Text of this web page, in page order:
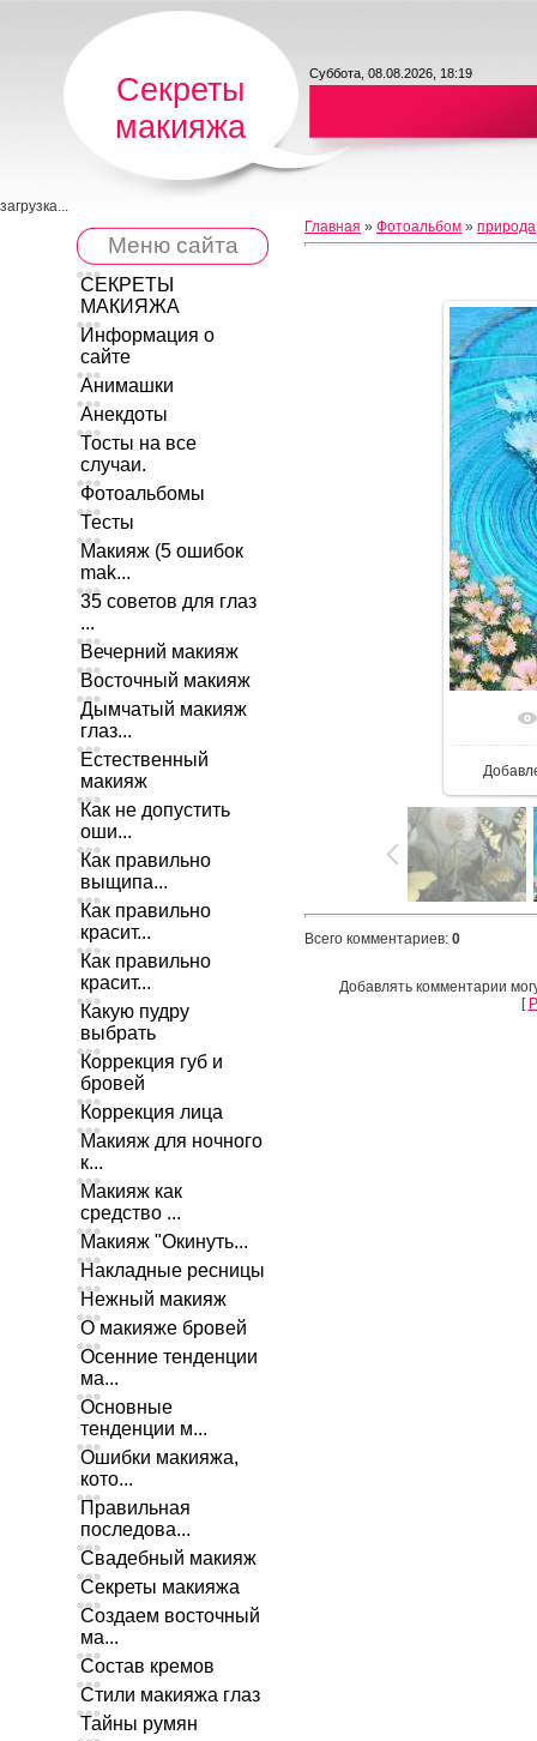
Секреты
макияжа
Суббота, 08.08.2026, 18:19
загрузка...
Меню сайта
СЕКРЕТЫ
МАКИЯЖА
Информация о
сайте
Анимашки
Анекдоты
Тосты на все
случаи.
Фотоальбомы
Тесты
Макияж (5 ошибок
mak...
35 советов для глаз
...
Вечерний макияж
Восточный макияж
Дымчатый макияж
глаз...
Естественный
макияж
Как не допустить
оши...
Как правильно
выщипа...
Как правильно
красит...
Как правильно
красит...
Какую пудру
выбрать
Коррекция губ и
бровей
Коррекция лица
Макияж для ночного
к...
Макияж как
средство ...
Макияж "Окинуть...
Накладные ресницы
Нежный макияж
О макияже бровей
Осенние тенденции
ма...
Основные
тенденции м...
Ошибки макияжа,
кото...
Правильная
последова...
Свадебный макияж
Секреты макияжа
Создаем восточный
ма...
Состав кремов
Стили макияжа глаз
Тайны румян
Главная » Фотоальбом » природа
Всего комментариев: 0
Добавлять комментарии
[